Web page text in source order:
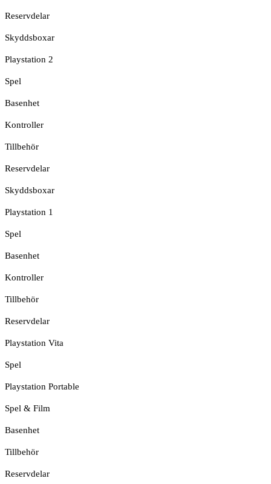
Reservdelar
Skyddsboxar
Playstation 2
Spel
Basenhet
Kontroller
Tillbehör
Reservdelar
Skyddsboxar
Playstation 1
Spel
Basenhet
Kontroller
Tillbehör
Reservdelar
Playstation Vita
Spel
Playstation Portable
Spel & Film
Basenhet
Tillbehör
Reservdelar